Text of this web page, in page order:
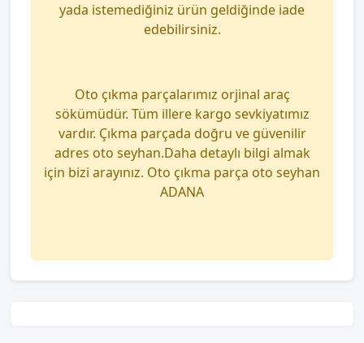
yada istemediğiniz ürün geldiğinde iade
edebilirsiniz.
Oto çıkma parçalarımız orjinal araç
sökümüdür. Tüm illere kargo sevkiyatımız
vardır. Çıkma parçada doğru ve güvenilir
adres oto seyhan.Daha detaylı bilgi almak
için bizi arayınız. Oto çıkma parça oto seyhan
ADANA